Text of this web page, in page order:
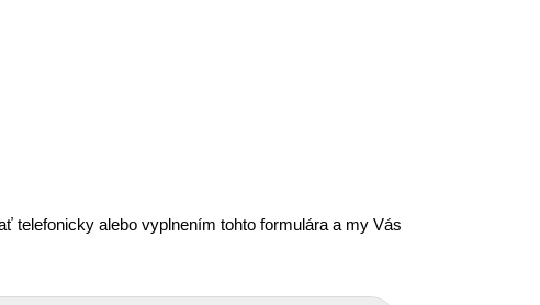
telefonicky alebo vyplnením tohto formulára a my Vás